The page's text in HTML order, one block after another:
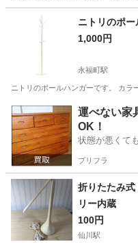
中野富士見町駅
ニトリのポ
1,000円
永福町駅
ニトリのポールハンガーです。 カ
東京 杉並区 永福町駅
運べない家
OK！
状態が悪くて
プリフラ
折りたたみ
リー内蔵
100円
仙川駅